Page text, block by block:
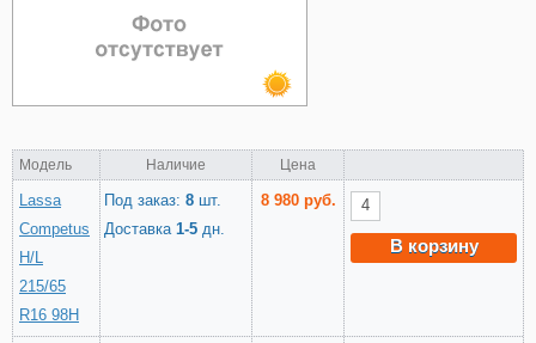
Модель Наличие Цена
Lassa
Competus
H/L
215/65
R16 98H
Под заказ: 8 шт.
Доставка 1-5 дн.
8 980 руб.
В корзину